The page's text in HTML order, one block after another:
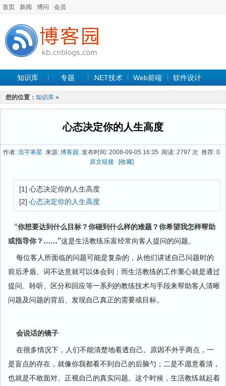
首页 新闻 博问 会员
知识库 专题 .NET技术 Web前端 软件设计
手机开发
最新文章
您的位置： 知识库 »
心态决定你的人生高度
作者: 浩宇寒星 来源: 博客园 发布时间: 2008-09-05 16:35 阅读: 2797 次 推荐: 0
原文链接
[收藏]
[1] 心态决定你的人生高度
[2] 心态决定你的人生高度
“你想要达到什么目标？你碰到什么样的难题？你希望我怎样帮助
或指导你？……”这是生活教练乐富经常向客人提问的问题。
每位客人所面临的问题可能是复杂的，从他们讲述自己问题时的
前后矛盾、词不达意就可以体会到；而生活教练的工作重心就是通过
提问、聆听、区分和回应等一系列的教练技术与手段来帮助客人清晰
问题及问题的背后、发现自己真正的需要或目标。
会说话的镜子
在很多情况下，人们不能清楚地看透自己。原因不外乎两点，一
是盲点的存在，就像你我都看不到自己的后脑勺；二是不愿意看清，
也就是不敢面对、正视自己的真实问题。这个时候，生活教练就起着